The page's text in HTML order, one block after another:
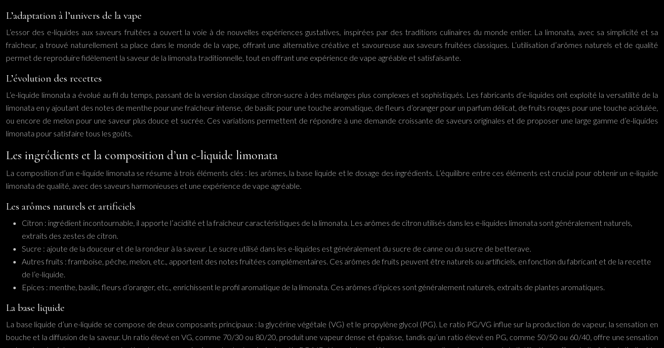
L’adaptation à l’univers de la vape
L’essor des e-liquides aux saveurs fruitées a ouvert la voie à de nouvelles expériences gustatives, inspirées par des traditions culinaires du monde entier. La limonata, avec sa simplicité et sa
fraîcheur, a trouvé naturellement sa place dans le monde de la vape, offrant une alternative créative et savoureuse aux saveurs fruitées classiques. L’utilisation d’arômes naturels et de qualité
permet de reproduire fidèlement la saveur de la limonata traditionnelle, tout en offrant une expérience de vape agréable et satisfaisante.
L’évolution des recettes
L’e-liquide limonata a évolué au fil du temps, passant de la version classique citron-sucre à des mélanges plus complexes et sophistiqués. Les fabricants d’e-liquides ont exploité la versatilité de la
limonata en y ajoutant des notes de menthe pour une fraîcheur intense, de basilic pour une touche aromatique, de fleurs d’oranger pour un parfum délicat, de fruits rouges pour une touche acidulée,
ou encore de melon pour une saveur plus douce et sucrée. Ces variations permettent de répondre à une demande croissante de saveurs originales et de proposer une large gamme d’e-liquides
limonata pour satisfaire tous les goûts.
Les ingrédients et la composition d’un e-liquide limonata
La composition d’un e-liquide limonata se résume à trois éléments clés : les arômes, la base liquide et le dosage des ingrédients. L’équilibre entre ces éléments est crucial pour obtenir un e-liquide
limonata de qualité, avec des saveurs harmonieuses et une expérience de vape agréable.
Les arômes naturels et artificiels
Citron : ingrédient incontournable, il apporte l’acidité et la fraîcheur caractéristiques de la limonata. Les arômes de citron utilisés dans les e-liquides limonata sont généralement naturels,
extraits des zestes de citron.
Sucre : ajoute de la douceur et de la rondeur à la saveur. Le sucre utilisé dans les e-liquides est généralement du sucre de canne ou du sucre de betterave.
Autres fruits : framboise, pêche, melon, etc., apportent des notes fruitées complémentaires. Ces arômes de fruits peuvent être naturels ou artificiels, en fonction du fabricant et de la recette
de l’e-liquide.
Epices : menthe, basilic, fleurs d’oranger, etc., enrichissent le profil aromatique de la limonata. Ces arômes d’épices sont généralement naturels, extraits de plantes aromatiques.
La base liquide
La base liquide d’un e-liquide se compose de deux composants principaux : la glycérine végétale (VG) et le propylène glycol (PG). Le ratio PG/VG influe sur la production de vapeur, la sensation en
bouche et la diffusion de la saveur. Un ratio élevé en VG, comme 70/30 ou 80/20, produit une vapeur dense et épaisse, tandis qu’un ratio élevé en PG, comme 50/50 ou 60/40, offre une sensation